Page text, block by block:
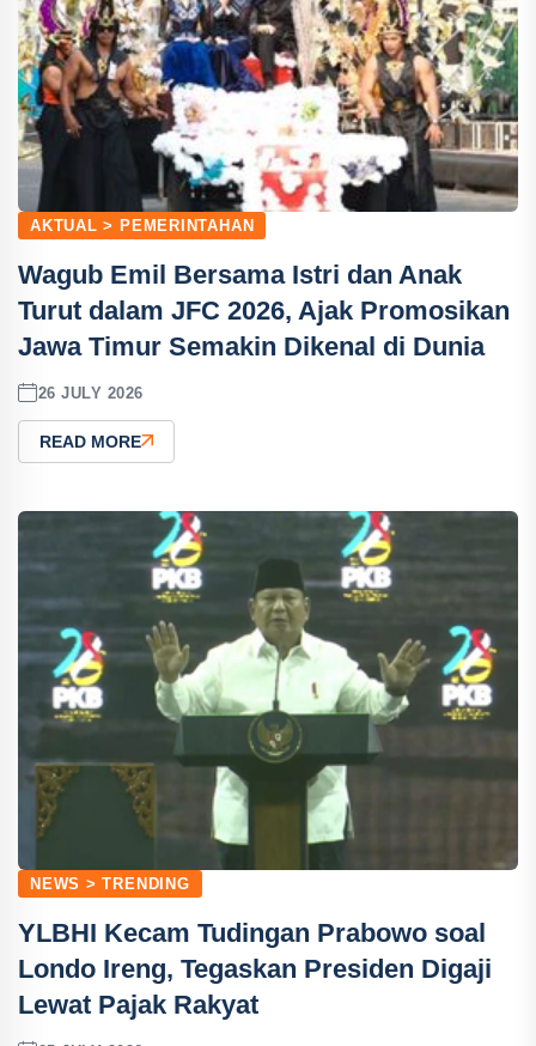
AKTUAL > PEMERINTAHAN
Wagub Emil Bersama Istri dan Anak
Turut dalam JFC 2026, Ajak Promosikan
Jawa Timur Semakin Dikenal di Dunia
26 JULY 2026
READ MORE
NEWS > TRENDING
YLBHI Kecam Tudingan Prabowo soal
Londo Ireng, Tegaskan Presiden Digaji
Lewat Pajak Rakyat